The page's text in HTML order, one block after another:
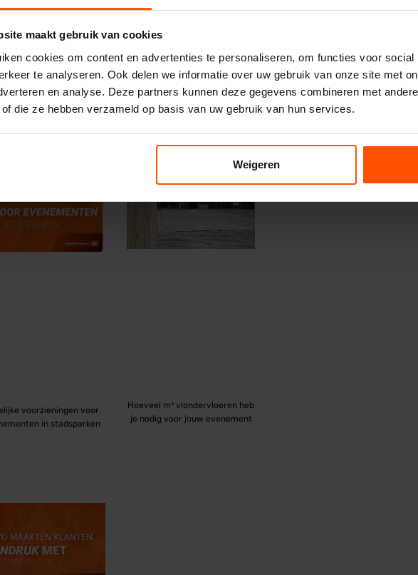
maakt gebruik van cookies
cookies om content en advertenties te personaliseren, om functies voor
te analyseren. Ook delen we informatie over uw gebruik van onze site met
en analyse. Deze partners kunnen deze gegevens combineren met
die ze hebben verzameld op basis van uw gebruik van hun services.
Weigeren
ondergrond!
voorzieningen voor
in stadsparken
Hoeveel m² vlondervloeren heb
je nodig voor jouw evenement